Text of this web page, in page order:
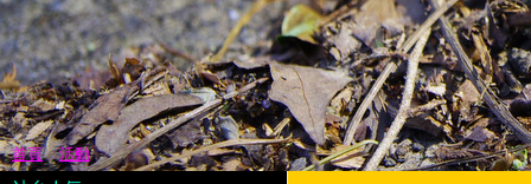
首頁 活動